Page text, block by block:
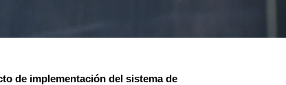
de implementación del sistema de